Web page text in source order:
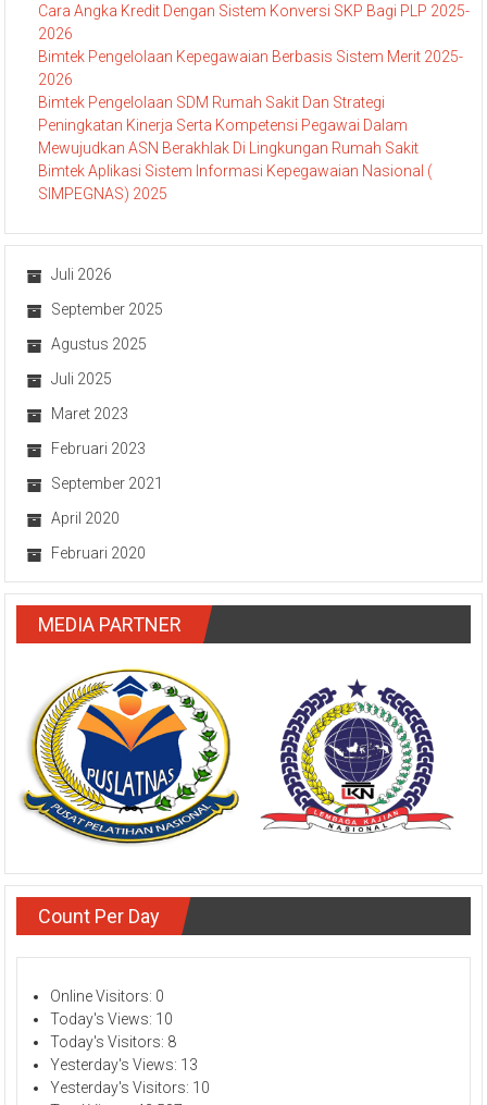
Cara Angka Kredit Dengan Sistem Konversi SKP Bagi PLP 2025-
2026
Bimtek Pengelolaan Kepegawaian Berbasis Sistem Merit 2025-
2026
Bimtek Pengelolaan SDM Rumah Sakit Dan Strategi
Peningkatan Kinerja Serta Kompetensi Pegawai Dalam
Mewujudkan ASN Berakhlak Di Lingkungan Rumah Sakit
Bimtek Aplikasi Sistem Informasi Kepegawaian Nasional (
SIMPEGNAS) 2025
Juli 2026
September 2025
Agustus 2025
Juli 2025
Maret 2023
Februari 2023
September 2021
April 2020
Februari 2020
MEDIA PARTNER
Count Per Day
Online Visitors: 0
Today's Views: 10
Today's Visitors: 8
Yesterday's Views: 13
Yesterday's Visitors: 10